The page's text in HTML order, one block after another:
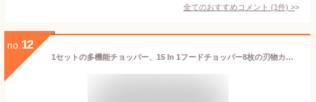
全てのおすすめコメント (1件) >
no. 12
1セットの多機能チョッパー、15 In 1フードチョッパー8枚の刃物カッターとコンテナー、キッチン野菜玉ねぎチョッパースライサー、ポテトシュレッダーサラダチョッパー（31.75 * 10.92cm）